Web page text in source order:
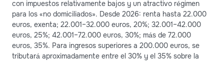
con impuestos relativamente bajos y un atractivo régimen
para los «no domiciliados». Desde 2026: renta hasta 22.000
euros, exenta; 22.001–32.000 euros, 20%; 32.001–42.000
euros, 25%; 42.001–72.000 euros, 30%; más de 72.000
euros, 35%. Para ingresos superiores a 200.000 euros, se
tributará aproximadamente entre el 30% y el 35% sobre la